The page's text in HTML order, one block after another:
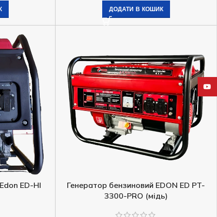
Немає в наявності
Інверторний генератор Edon PT
ДОДАТИ В КОШИК
ED-HI
Генератор бензиновий EDON ED PT-
3300-PRO (мідь)